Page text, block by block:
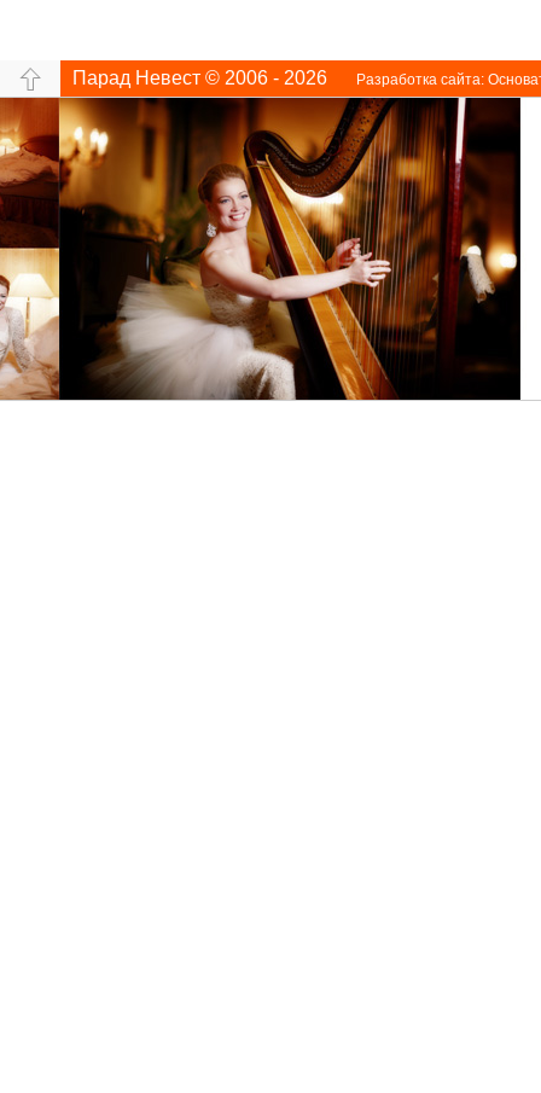
Парад Невест © 2006 - 2026 Разработка сайта: